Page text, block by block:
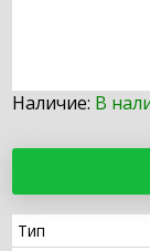
Наличие: В
Тип